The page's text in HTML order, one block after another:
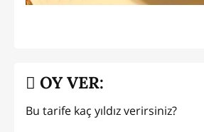
OY VER:
Bu tarife kaç yıldız verirsiniz?